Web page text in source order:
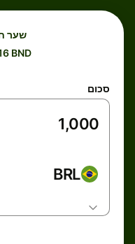
שער
BND
סכום
BRL